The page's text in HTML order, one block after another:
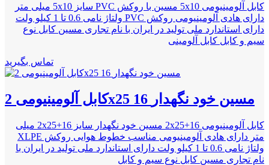
کابل آلومینیومی 5x10 مسین با روکش PVC سایز 5x10 میلی متر
دارای هادی آلومینیومی روکش PVC ولتاژ نامی 0.6 تا 1 کیلو ولت
دارای استاندارد ملی تولید در ایران با نام تجاری مسین کابل نوع
سیم و کابل کابل آلومینی
تماس بگیرید
کابل آلومینیومی 2x25 16 مسین خود نگهدار
کابل آلومینیومی 2x25+16 مسین خود نگهدار سایز 2x25+16 میلی
متر دارای هادی آلومینیومی مناسب خطوط هوایی روکش XLPE
ولتاژ نامی 0.6 تا 1 کیلو ولت دارای استاندارد ملی تولید در ایران با
نام تجاری مسین کابل نوع سیم و کابل